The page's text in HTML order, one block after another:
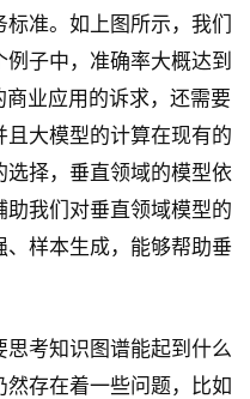
准。如上图所示，我们
子中，准确率大概达到
商业应用的诉求，还需要
大模型的计算在现有的
择，垂直领域的模型依
我们对垂直领域模型的
样本生成，能够帮助垂
考知识图谱能起到什么
存在着一些问题，比如